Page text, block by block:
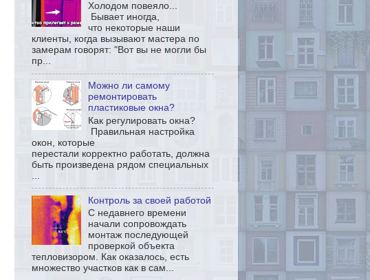
Холодом повеяло...
Бывает иногда,
что некоторые наши
клиенты, когда вызывают мастера по
замерам говорят: "Вот вы не могли бы
пр...
Можно ли самому
ремонтировать
пластиковые окна?
Как регулировать окна?
Правильная настройка
окон, которые
перестали корректно работать, должна
быть произведена рядом специальных
Контроль за своей работой
С недавнего времени
начали сопровождать
монтаж последующей
проверкой объекта
тепловизором. Как оказалось, есть
множество участков как в сам...